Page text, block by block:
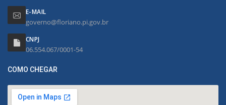
E-MAIL
governo@floriano.pi.gov.br
CNPJ
06.554.067/0001-54
COMO CHEGAR